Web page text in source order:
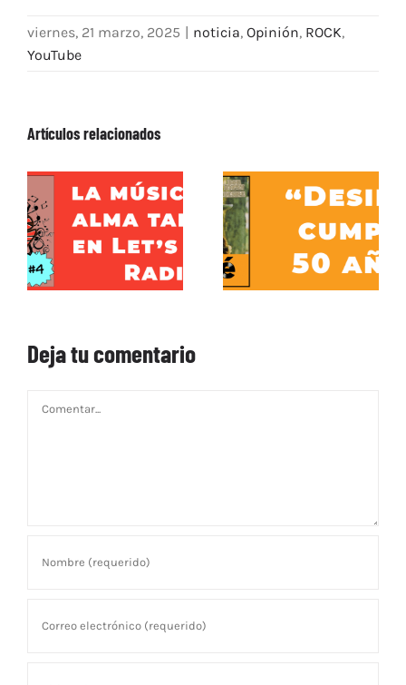
viernes, 21 marzo, 2025 | noticia, Opinión, ROCK,
YouTube
Artículos relacionados
Deja tu comentario